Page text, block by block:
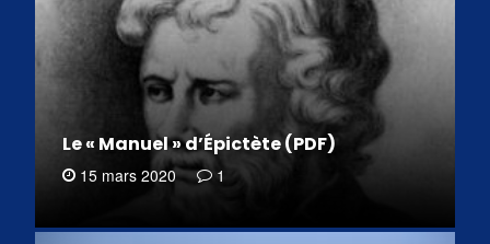
Le « Manuel » d’Épictète (PDF)
15 mars 2020 1